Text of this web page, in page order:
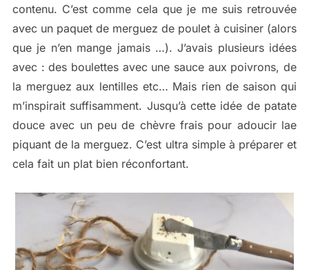
contenu. C’est comme cela que je me suis retrouvée
avec un paquet de merguez de poulet à cuisiner (alors
que je n’en mange jamais …). J’avais plusieurs idées
avec : des boulettes avec une sauce aux poivrons, de
la merguez aux lentilles etc… Mais rien de saison qui
m’inspirait suffisamment. Jusqu’à cette idée de patate
douce avec un peu de chèvre frais pour adoucir lae
piquant de la merguez. C’est ultra simple à préparer et
cela fait un plat bien réconfortant.